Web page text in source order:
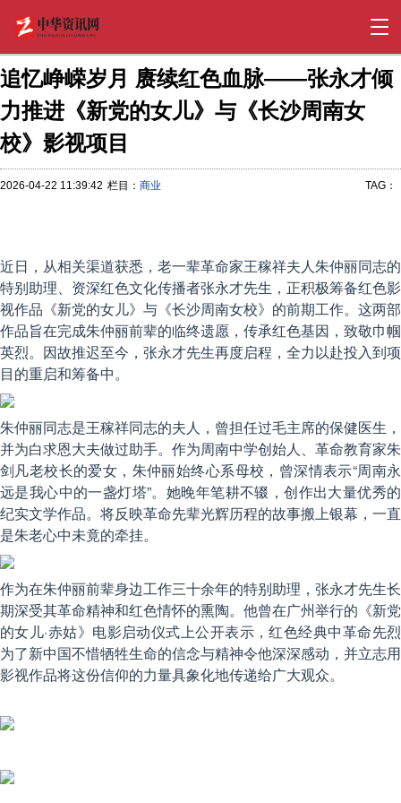
追忆峥嵘岁月 赓续红色血脉——张永才倾
力推进《新党的女儿》与《长沙周南女
校》影视项目
2026-04-22 11:39:42 栏目： 商业 TAG：
近日，从相关渠道获悉，老一辈革命家王稼祥夫人朱仲丽同志的
特别助理、资深红色文化传播者张永才先生，正积极筹备红色影
视作品《新党的女儿》与《长沙周南女校》的前期工作。这两部
作品旨在完成朱仲丽前辈的临终遗愿，传承红色基因，致敬巾帼
英烈。因故推迟至今，张永才先生再度启程，全力以赴投入到项
目的重启和筹备中。
朱仲丽同志是王稼祥同志的夫人，曾担任过毛主席的保健医生，
并为白求恩大夫做过助手。作为周南中学创始人、革命教育家朱
剑凡老校长的爱女，朱仲丽始终心系母校，曾深情表示“周南永
远是我心中的一盏灯塔”。她晚年笔耕不辍，创作出大量优秀的
纪实文学作品。将反映革命先辈光辉历程的故事搬上银幕，一直
是朱老心中未竟的牵挂。
作为在朱仲丽前辈身边工作三十余年的特别助理，张永才先生长
期深受其革命精神和红色情怀的熏陶。他曾在广州举行的《新党
的女儿·赤姑》电影启动仪式上公开表示，红色经典中革命先烈
为了新中国不惜牺牲生命的信念与精神令他深深感动，并立志用
影视作品将这份信仰的力量具象化地传递给广大观众。